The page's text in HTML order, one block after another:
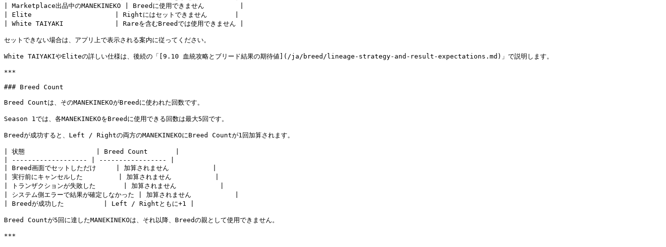
| Marketplace出品中のMANEKINEKO | Breedに使用できません         |
| Elite                     | Rightにはセットできません       |
| White TAIYAKI             | Rareを含むBreedでは使用できません |
セットできない場合は、アプリ上で表示される案内に従ってください。
White TAIYAKIやEliteの詳しい仕様は、後続の「[9.10 血統攻略とブリード結果の期待値](/ja/breed/lineage-strategy-and-result-expectations.md)」で説明します。
***
### Breed Count
Breed Countは、そのMANEKINEKOがBreedに使われた回数です。
Season 1では、各MANEKINEKOをBreedに使用できる回数は最大5回です。
Breedが成功すると、Left / Rightの両方のMANEKINEKOにBreed Countが1回加算されます。
| 状態                  | Breed Count       |
| ------------------- | ----------------- |
| Breed画面でセットしただけ     | 加算されません           |
| 実行前にキャンセルした         | 加算されません           |
| トランザクションが失敗した       | 加算されません           |
| システム側エラーで結果が確定しなかった | 加算されません           |
| Breedが成功した          | Left / Rightともに+1 |
Breed Countが5回に達したMANEKINEKOは、それ以降、Breedの親として使用できません。
***